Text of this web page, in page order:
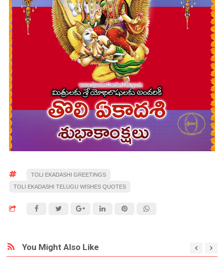
TOLI EKADASHI GREETINGS
TOLI EKADASHI TELUGU WISHES QUOTES
You Might Also Like